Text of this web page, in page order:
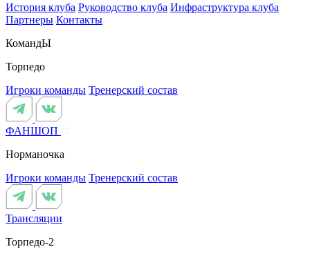
История клуба Руководство клуба Инфраструктура клуба
Партнеры Контакты
КомандЫ
Торпедо
Игроки команды Тренерский состав
ФАНШОП
Норманочка
Игроки команды Тренерский состав
Трансляции
Торпедо-2